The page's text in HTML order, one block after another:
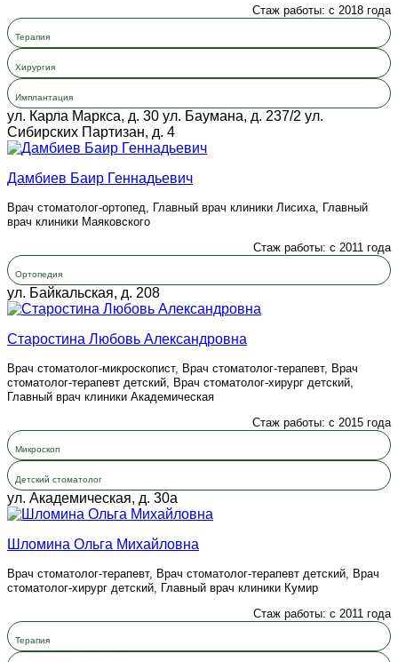
Стаж работы: с 2018 года
Терапия
Хирургия
Имплантация
ул. Карла Маркса, д. 30 ул. Баумана, д. 237/2 ул.
Сибирских Партизан, д. 4
Дамбиев Баир Геннадьевич
Врач стоматолог-ортопед, Главный врач клиники Лисиха, Главный
врач клиники Маяковского
Стаж работы: с 2011 года
Ортопедия
ул. Байкальская, д. 208
Старостина Любовь Александровна
Врач стоматолог-микроскопист, Врач стоматолог-терапевт, Врач
стоматолог-терапевт детский, Врач стоматолог-хирург детский,
Главный врач клиники Академическая
Стаж работы: с 2015 года
Микроскоп
Детский стоматолог
ул. Академическая, д. 30а
Шломина Ольга Михайловна
Врач стоматолог-терапевт, Врач стоматолог-терапевт детский, Врач
стоматолог-хирург детский, Главный врач клиники Кумир
Стаж работы: с 2011 года
Терапия